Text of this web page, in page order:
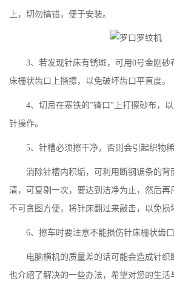
上，切勿搞错，便于安装。
3、若发现针床有锈斑，可用0号金刚砂
床栅状齿口上揩擦，以免破坏齿口平直度。
4、切忌在塞铁的”锋口”上打擦砂布，以
针操作。
5、针槽必须擦干净，否则会引起织物稀
消除针槽内积垢，可利用断钢锯条的背
清，可复剔一次，要达到洁净为止，然后再
不可贪图方便，将针床翻过来敲击，以免损
6、擦车时要注意不能损伤针床栅状齿口
电脑横机的质量差的话可能会造成针织
也介绍了解决的一些办法，希望对您的生活